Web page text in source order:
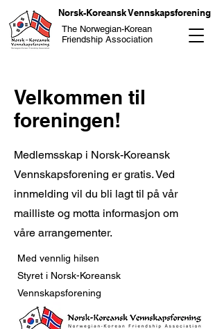
Norsk-Koreansk Vennskapsforening
The Norwegian-Korean
Friendship Association
Velkommen til
foreningen!
Medlemsskap i Norsk-Koreansk
Vennskapsforening er gratis. Ved
innmelding vil du bli lagt til på vår
mailliste og motta informasjon om
våre arrangementer.
Med vennlig hilsen
Styret i Norsk-Koreansk
Vennskapsforening